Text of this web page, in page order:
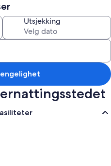
Utsjekking